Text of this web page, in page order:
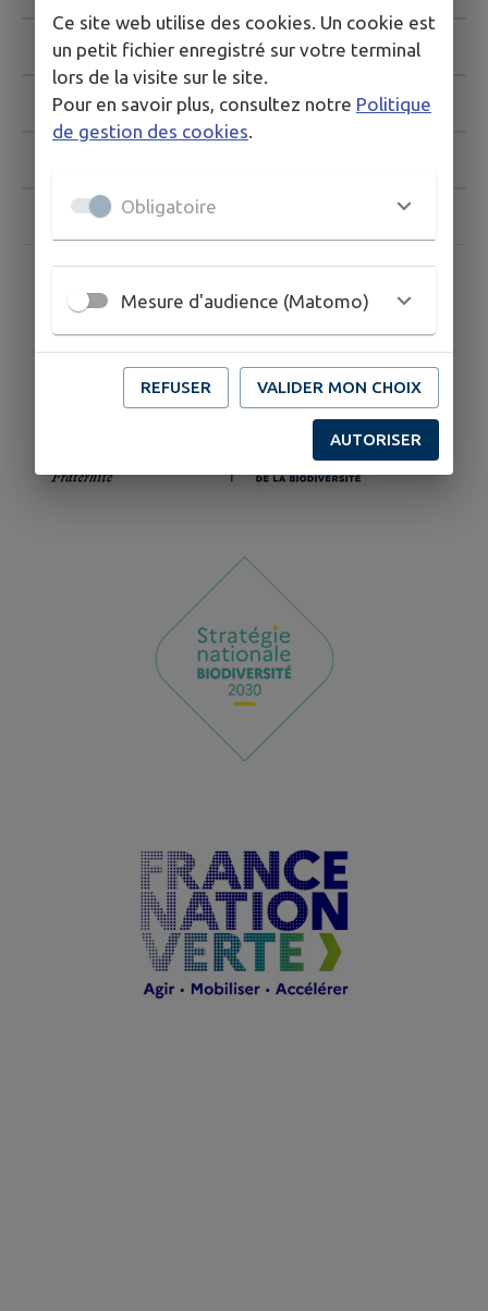
L'ABC à l'avancement
Sciences participatives : on a besoin de vous !
L'ABC en action !
Ce site web utilise des cookies. Un cookie est
un petit fichier enregistré sur votre terminal
lors de la visite sur le site.
Pour en savoir plus, consultez notre Politique
de gestion des cookies.
Obligatoire
Mesure d'audience (Matomo)
REFUSER VALIDER MON CHOIX
AUTORISER